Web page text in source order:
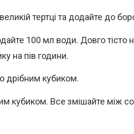
тертці та додайте до
100 мл води. Довго тісто
на пів години.
дрібним кубиком.
кубиком. Все змішайте між